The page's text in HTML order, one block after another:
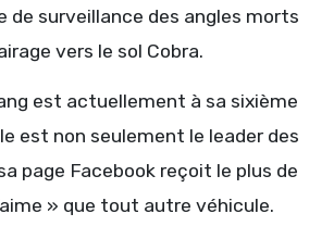
de surveillance des angles morts
vers le sol Cobra.
est actuellement à sa sixième
est non seulement le leader des
page Facebook reçoit le plus de
» que tout autre véhicule.